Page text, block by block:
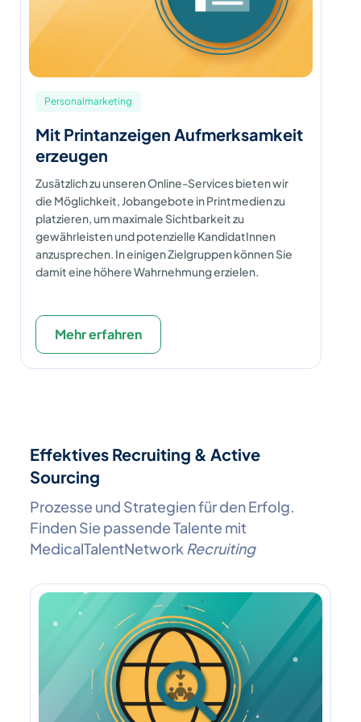
Personalmarketing
Mit Printanzeigen Aufmerksamkeit
erzeugen
Zusätzlich zu unseren Online-Services bieten wir
die Möglichkeit, Jobangebote in Printmedien zu
platzieren, um maximale Sichtbarkeit zu
gewährleisten und potenzielle KandidatInnen
anzusprechen. In einigen Zielgruppen können Sie
damit eine höhere Wahrnehmung erzielen.
Mehr erfahren
Effektives Recruiting & Active
Sourcing
Prozesse und Strategien für den Erfolg.
Finden Sie passende Talente mit
MedicalTalentNetwork Recruiting